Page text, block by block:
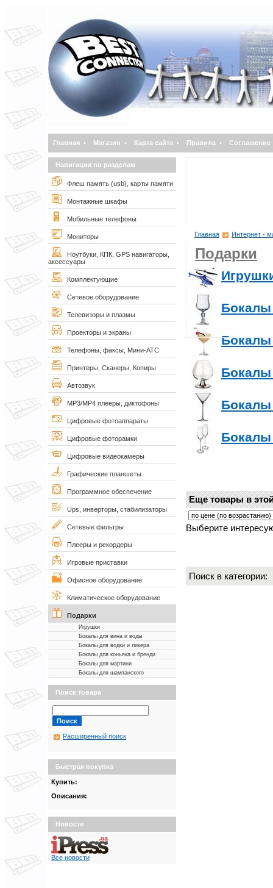
Главная • Магазин • Карта сайта • Правила • Соглашение
Навигация по разделам
Флеш память (usb), карты памяти
Монтажные шкафы
Мобильные телефоны
Мониторы
Ноутбуки, КПК, GPS навигаторы,
аксессуары
Комплектующие
Сетевое оборудование
Телевизоры и плазмы
Проекторы и экраны
Телефоны, факсы, Мини-АТС
Принтеры, Сканеры, Копиры
Автозвук
MP3/MP4 плееры, диктофоны
Цифровые фотоаппараты
Цифровые фоторамки
Цифровые видеокамеры
Графические планшеты
Программное обеспечение
Ups, инверторы, стабилизаторы
Сетевые фильтры
Плееры и рекордеры
Игровые приставки
Офисное оборудование
Климатическое оборудование
Подарки
Игрушки
Бокалы для вина и воды
Бокалы для водки и ликера
Бокалы для коньяка и бренди
Бокалы для мартини
Бокалы для шампанского
Поиск товара
Расширенный поиск
Быстрая покупка
Купить:
Описания:
Новости
Все новости
Главная Интернет -
Подарки
Бокалы
Бокалы
Бокалы
Бокалы
Еще товары в
Выберите
Поиск в